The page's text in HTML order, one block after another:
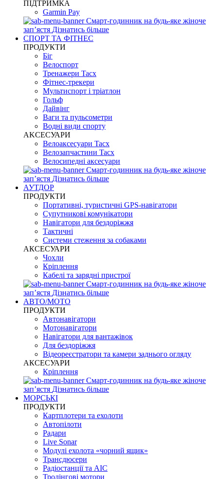
ПІДТРИМКА
Garmin Pay
Смарт-годинник на будь-яке жіноче
запʼястя Дізнатись більше
СПОРТ ТА ФІТНЕС
ПРОДУКТИ
Біг
Велоспорт
Тренажери Tacx
Фітнес-трекери
Мультиспорт і тріатлон
Гольф
Дайвінг
Ваги та пульсометри
Водні види спорту
AKCЕСУАРИ
Велоаксесуари Tacx
Велозапчастини Tacx
Велосипедні аксесуари
Смарт-годинник на будь-яке жіноче
запʼястя Дізнатись більше
АУТДОР
ПРОДУКТИ
Портативні, туристичні GPS-навігатори
Супутникові комунікатори
Навігатори для бездоріжжя
Тактичні
Системи стеження за собаками
АКСЕСУАРИ
Чохли
Кріплення
Кабелі та зарядні пристрої
Смарт-годинник на будь-яке жіноче
запʼястя Дізнатись більше
АВТО/МОТО
ПРОДУКТИ
Автонавігатори
Мотонавігатори
Навігатори для вантажівок
Для бездоріжжя
Відеореєстратори та камери заднього огляду
АКСЕСУАРИ
Кріплення
Смарт-годинник на будь-яке жіноче
запʼястя Дізнатись більше
МОРСЬКІ
ПРОДУКТИ
Картплотери та ехолоти
Автопілоти
Радари
Live Sonar
Модулі ехолота «чорний ящик»
Трансдюсери
Радіостанції та АІС
Тролінгові мотори